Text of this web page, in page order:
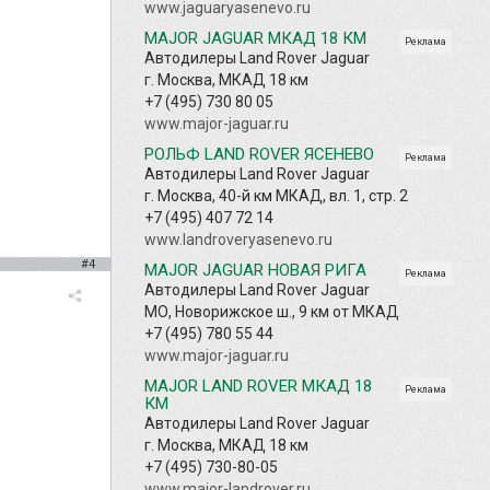
#4
www.jaguaryasenevo.ru
Реклама
MAJOR JAGUAR МКАД 18 КМ
Автодилеры Land Rover Jaguar
г. Москва, МКАД 18 км
+7 (495) 730 80 05
www.major-jaguar.ru
Реклама
РОЛЬФ LAND ROVER ЯСЕНЕВО
Автодилеры Land Rover Jaguar
г. Москва, 40-й км МКАД, вл. 1, стр. 2
+7 (495) 407 72 14
www.landroveryasenevo.ru
Реклама
MAJOR JAGUAR НОВАЯ РИГА
Автодилеры Land Rover Jaguar
МО, Новорижское ш., 9 км от МКАД
+7 (495) 780 55 44
www.major-jaguar.ru
Реклама
MAJOR LAND ROVER МКАД 18
КМ
Автодилеры Land Rover Jaguar
г. Москва, МКАД 18 км
+7 (495) 730-80-05